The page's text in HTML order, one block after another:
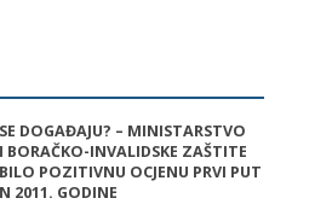
DOGAĐAJU? – MINISTARSTVO
BORAČKO-INVALIDSKE ZAŠTITE
POZITIVNU OCJENU PRVI PUT
2011. GODINE